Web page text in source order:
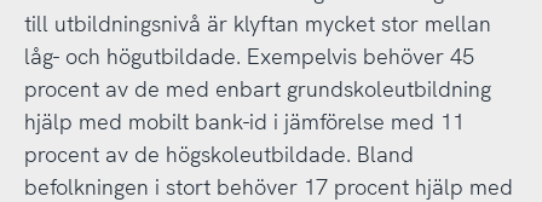
till utbildningsnivå är klyftan mycket stor mellan
låg- och högutbildade. Exempelvis behöver 45
procent av de med enbart grundskoleutbildning
hjälp med mobilt bank-id i jämförelse med 11
procent av de högskoleutbildade. Bland
befolkningen i stort behöver 17 procent hjälp med